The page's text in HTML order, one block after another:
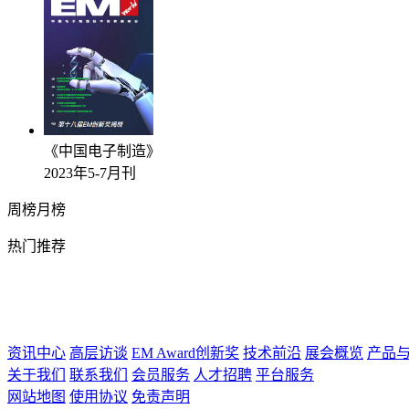
《中国电子制造》
2023年5-7月刊
周榜月榜
热门推荐
资讯中心 高层访谈 EM Award创新奖 技术前沿 展会概览 产品
关于我们
联系我们 会员服务 人才招聘 平台服务
网站地图 使用协议 免责声明